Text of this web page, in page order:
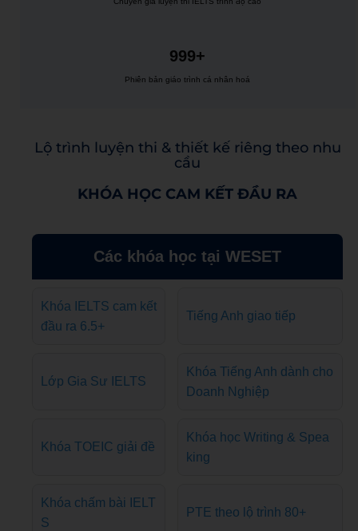
999+
Phiên bản giáo trình cá nhân hoá
Lộ trình luyện thi & thiết kế riêng theo nhu
cầu
KHÓA HỌC CAM KẾT ĐẦU RA
Các khóa học tại WESET
Khóa IELTS cam kết
đầu ra 6.5+
Tiếng Anh giao tiếp
Lớp Gia Sư IELTS
Khóa Tiếng Anh dành cho
Doanh Nghiệp
Khóa TOEIC giải đề
Khóa học Writing & Spea
king
Khóa chấm bài IELT
S
PTE theo lộ trình 80+